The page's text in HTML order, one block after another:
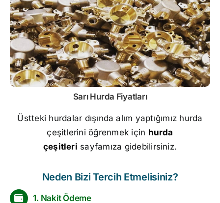
Sarı Hurda Fiyatları
Üstteki hurdalar dışında alım yaptığımız hurda
çeşitlerini öğrenmek için hurda
çeşitleri sayfamıza gidebilirsiniz.
Neden Bizi Tercih Etmelisiniz?
1. Nakit Ödeme